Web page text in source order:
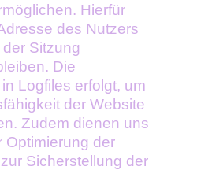
Hierfür
des Nutzers
Sitzung
Die
Logfiles erfolgt, um
der Website
Zudem dienen uns
Optimierung der
Sicherstellung der